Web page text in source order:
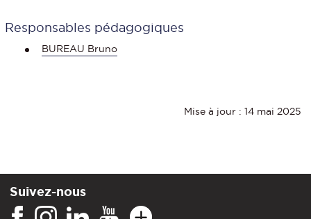
Responsables pédagogiques
BUREAU Bruno
Mise à jour : 14 mai 2025
Suivez-nous